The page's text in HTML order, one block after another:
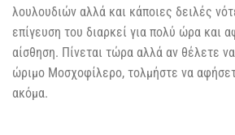
λουλουδιών αλλά και κάποιες δειλές
επίγευση του διαρκεί για πολύ ώρα και
αίσθηση. Πίνεται τώρα αλλά αν θέλετε
ώριμο Μοσχοφίλερο, τολμήστε να
ακόμα.